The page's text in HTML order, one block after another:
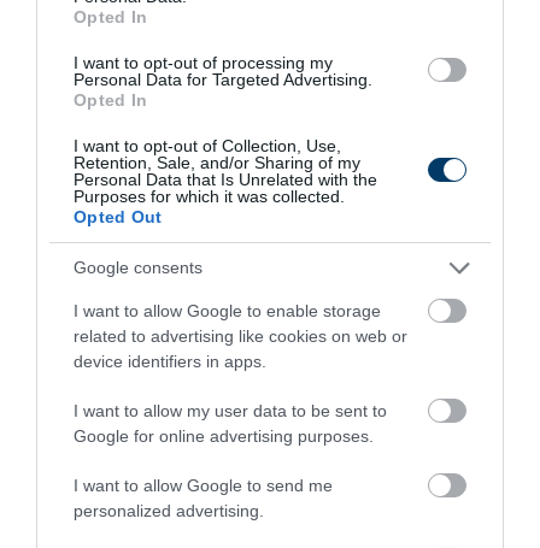
Opted In
I want to opt-out of processing my
Personal Data for Targeted Advertising.
Opted In
I want to opt-out of Collection, Use,
Retention, Sale, and/or Sharing of my
Personal Data that Is Unrelated with the
Purposes for which it was collected.
Opted Out
Google consents
I want to allow Google to enable storage
related to advertising like cookies on web or
device identifiers in apps.
I want to allow my user data to be sent to
Google for online advertising purposes.
I want to allow Google to send me
personalized advertising.
474 166 190
9 h 34 min